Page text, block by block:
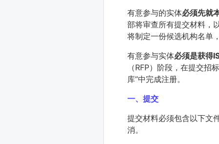
有意参与的实体必须先就
部将审查所有提交材料，
将制定一份候选机构名单
有意参与实体必须是获得
（RFP）阶段，在提交
库”中完成注册。
一、提交
提交材料必须包含以下文
消。